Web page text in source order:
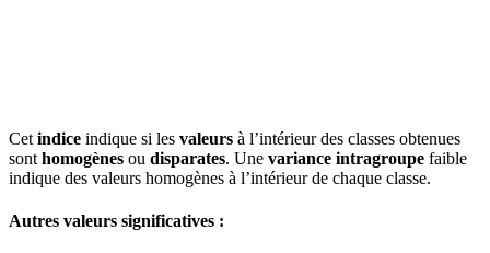
Cet indice indique si les valeurs à l’intérieur des classes obtenues
sont homogènes ou disparates. Une variance intragroupe faible
indique des valeurs homogènes à l’intérieur de chaque classe.
Autres valeurs significatives :